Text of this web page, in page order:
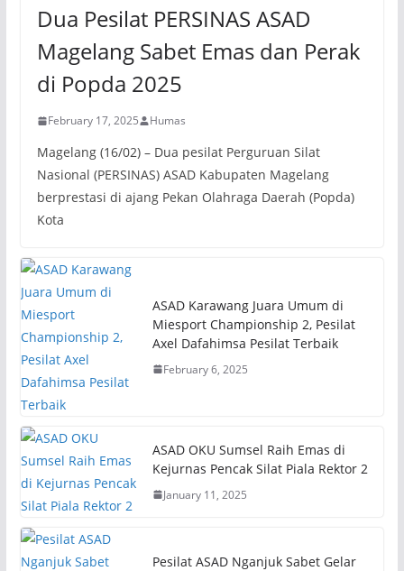
Dua Pesilat PERSINAS ASAD
Magelang Sabet Emas dan Perak
di Popda 2025
February 17, 2025 Humas
Magelang (16/02) – Dua pesilat Perguruan Silat
Nasional (PERSINAS) ASAD Kabupaten Magelang
berprestasi di ajang Pekan Olahraga Daerah (Popda)
Kota
ASAD Karawang Juara Umum di
Miesport Championship 2, Pesilat
Axel Dafahimsa Pesilat Terbaik
February 6, 2025
ASAD OKU Sumsel Raih Emas di
Kejurnas Pencak Silat Piala Rektor 2
January 11, 2025
Pesilat ASAD Nganjuk Sabet Gelar